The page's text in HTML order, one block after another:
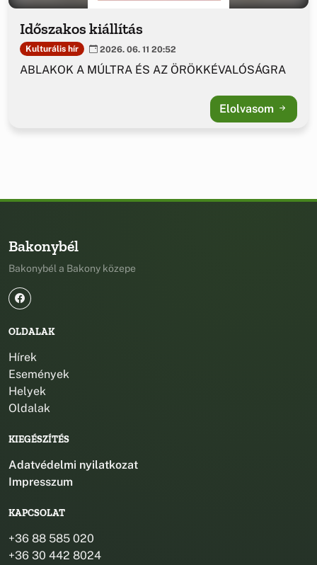
Időszakos kiállítás
Kulturális hír 2026. 06. 11 20:52
ABLAKOK A MÚLTRA ÉS AZ ÖRÖKKÉVALÓSÁGRA
Elolvasom
Bakonybél
Bakonybél a Bakony közepe
OLDALAK
Hírek
Események
Helyek
Oldalak
KIEGÉSZÍTÉS
Adatvédelmi nyilatkozat
Impresszum
KAPCSOLAT
+36 88 585 020
+36 30 442 8024